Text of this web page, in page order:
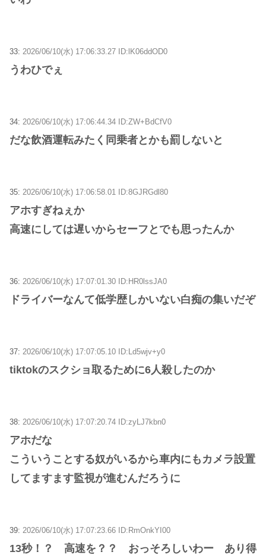
33: 2026/06/10(水) 17:06:33.27 ID:lK06ddOD0
うわひでぇ
34: 2026/06/10(水) 17:06:44.34 ID:ZW+BdCfV0
だな飲酒運転みたく同乗者とかも罰しないと
35: 2026/06/10(水) 17:06:58.01 ID:8GJRGdl80
アホすぎねぇか
高速にしては遅いからセーフとでも思ったんか
36: 2026/06/10(水) 17:07:01.30 ID:HR0lssJA0
ドライバーなんて低学歴しかいない白痴の集いだぞ
37: 2026/06/10(水) 17:07:05.10 ID:Ld5wjv+y0
tiktokのスクショ取るために6人殺したのか
38: 2026/06/10(水) 17:07:20.74 ID:zyLJ7kbn0
アホだな
こういうことする奴がいるから車内にもカメラ設置
してますます監視が進むんだろうに
39: 2026/06/10(水) 17:07:23.66 ID:RmOnkYI00
13秒！？ 高速を？？ おっそろしいわー あり得